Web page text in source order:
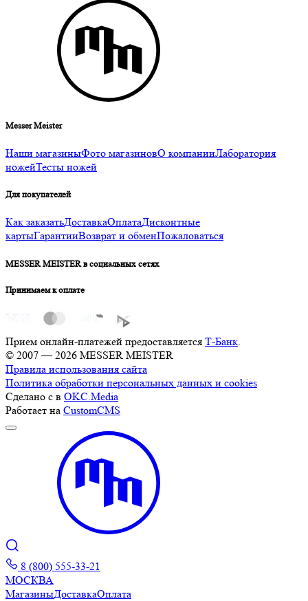
Messer Meister
Наши магазиныФото магазиновО компанииЛаборатория
ножейТесты ножей
Для покупателей
Как заказатьДоставкаОплатаДисконтные
картыГарантииВозврат и обменПожаловаться
MESSER MEISTER в социальных сетях
Принимаем к оплате
Прием онлайн-платежей предоставляется Т-Банк.
© 2007 — 2026 MESSER MEISTER
Правила использования сайта
Политика обработки персональных данных и cookies
Сделано с в OKC.Media
Работает на CustomCMS
8 (800) 555-33-21
МОСКВА
МагазиныДоставкаОплата